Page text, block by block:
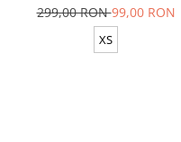
299,00 RON99,00 RON
XS